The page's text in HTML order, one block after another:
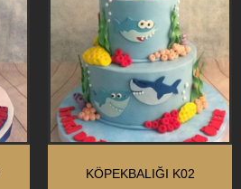
KÖPEKBALIĞI K02